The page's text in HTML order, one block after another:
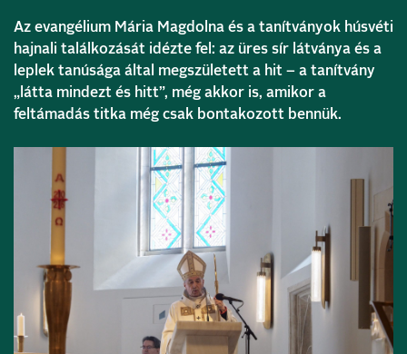
Az evangélium Mária Magdolna és a tanítványok húsvéti
hajnali találkozását idézte fel: az üres sír látványa és a
leplek tanúsága által megszületett a hit – a tanítvány
„látta mindezt és hitt”, még akkor is, amikor a
feltámadás titka még csak bontakozott bennük.